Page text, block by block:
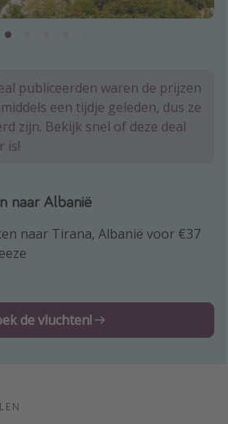
publiceerden waren de prijzen
een tijdje geleden, dus ze
zijn. Bekijk snel of deze deal
is!
naar Albanië
naar Tirana, Albanië voor €37
de vluchten!